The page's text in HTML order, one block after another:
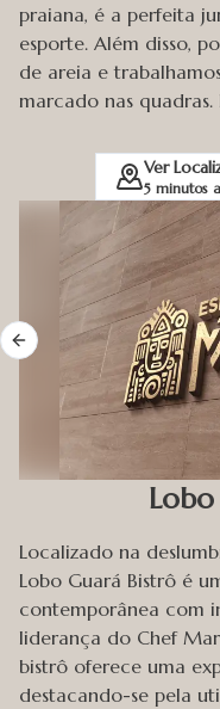
praiana, é a perfeita
esporte. Além disso,
de areia e
marcado nas
aproximadamente
Ver
5 minutos
Previous slide
Localizado na
Lobo Guará Bistrô é
contemporânea com
liderança do Chef
bistrô oferece uma
destacando-se pela